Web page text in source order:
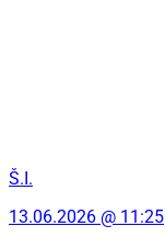
Š.I.
13.06.2026 @ 11:25